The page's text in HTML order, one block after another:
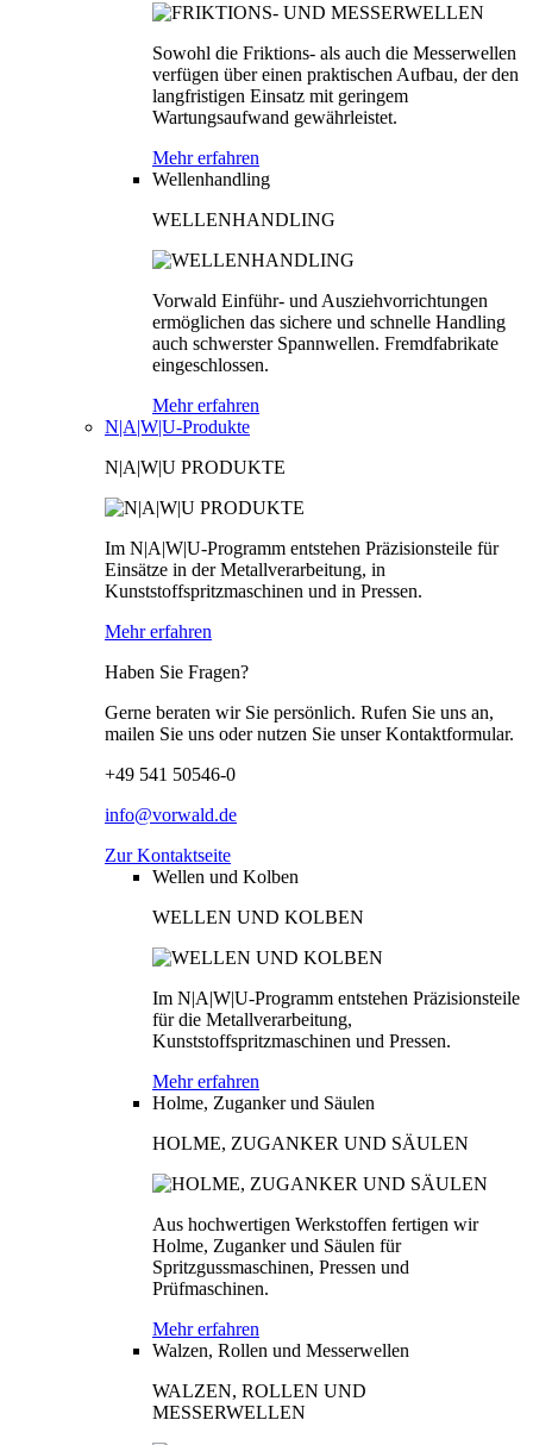
Sowohl die Friktions- als auch die Messerwellen
verfügen über einen praktischen Aufbau, der den
langfristigen Einsatz mit geringem
Wartungsaufwand gewährleistet.
Mehr erfahren
Wellenhandling
WELLENHANDLING
Vorwald Einführ- und Ausziehvorrichtungen
ermöglichen das sichere und schnelle Handling
auch schwerster Spannwellen. Fremdfabrikate
eingeschlossen.
Mehr erfahren
N|A|W|U-Produkte
N|A|W|U PRODUKTE
Im N|A|W|U-Programm entstehen Präzisionsteile für
Einsätze in der Metallverarbeitung, in
Kunststoffspritzmaschinen und in Pressen.
Mehr erfahren
Haben Sie Fragen?
Gerne beraten wir Sie persönlich. Rufen Sie uns an,
mailen Sie uns oder nutzen Sie unser Kontaktformular.
+49 541 50546-0
info@vorwald.de
Zur Kontaktseite
Wellen und Kolben
WELLEN UND KOLBEN
Im N|A|W|U-Programm entstehen Präzisionsteile
für die Metallverarbeitung,
Kunststoffspritzmaschinen und Pressen.
Mehr erfahren
Holme, Zuganker und Säulen
HOLME, ZUGANKER UND SÄULEN
Aus hochwertigen Werkstoffen fertigen wir
Holme, Zuganker und Säulen für
Spritzgussmaschinen, Pressen und
Prüfmaschinen.
Mehr erfahren
Walzen, Rollen und Messerwellen
WALZEN, ROLLEN UND
MESSERWELLEN